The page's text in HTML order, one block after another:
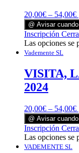
20,00€ – 54,00€
@ Avisar
Inscripción
Las opciones se
Vademente SL
VISITA,
2024
20,00€ – 54,00€
@ Avisar
Inscripción
Las opciones se
VADEMENTE SL